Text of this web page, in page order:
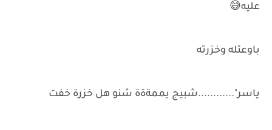
عليه😅
باوعتله وخزرته
ياسر"............شبيج يممةةة شنو هل خزرة خفت